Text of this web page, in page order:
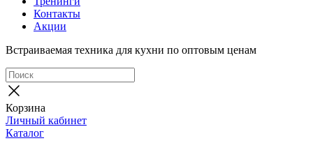
Контакты
Акции
Встраиваемая техника для кухни по оптовым ценам
Корзина
Личный кабинет
Каталог